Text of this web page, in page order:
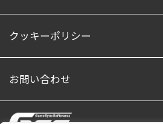
クッキーポリシー
お問い合わせ